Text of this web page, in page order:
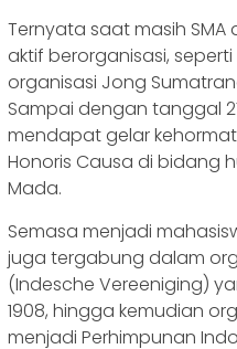
Ternyata saat masih
aktif berorganisasi,
organisasi Jong
Sampai dengan tanggal
mendapat gelar
Honoris Causa di bidang
Mada.
Semasa menjadi
juga tergabung dalam
(Indesche Vereeniging)
1908, hingga kemudian
menjadi Perhimpunan